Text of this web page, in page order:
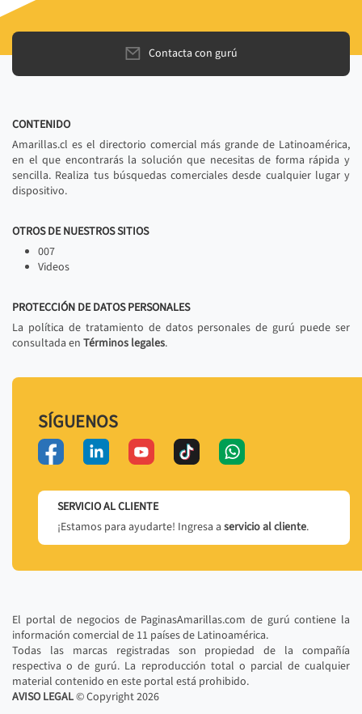
Contacta con gurú
CONTENIDO
Amarillas.cl es el directorio comercial más grande de Latinoamérica,
en el que encontrarás la solución que necesitas de forma rápida y
sencilla. Realiza tus búsquedas comerciales desde cualquier lugar y
dispositivo.
OTROS DE NUESTROS SITIOS
007
Videos
PROTECCIÓN DE DATOS PERSONALES
La política de tratamiento de datos personales de gurú puede ser
consultada en Términos legales.
SÍGUENOS
SERVICIO AL CLIENTE
¡Estamos para ayudarte! Ingresa a servicio al cliente.
El portal de negocios de PaginasAmarillas.com de gurú contiene la
información comercial de 11 países de Latinoamérica.
Todas las marcas registradas son propiedad de la compañía
respectiva o de gurú. La reproducción total o parcial de cualquier
material contenido en este portal está prohibido.
AVISO LEGAL© Copyright2026